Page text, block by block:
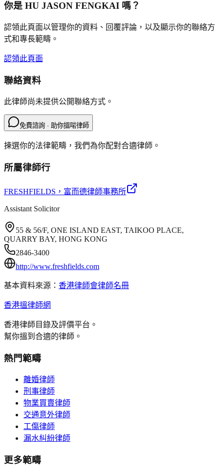
你是 HU JASON FENGKAI 嗎？
認領此頁面以管理你的資料、回覆評論，以及顯示你的聯絡方
式和專長範疇。
認領此頁面
聯絡資料
此律師尚未提供公開聯絡方式。
免費諮詢 · 助你搵啱律師
揀選你的法律範疇，我們為你配對合適律師。
所屬律師行
FRESHFIELDS ，富而德律師事務所
Assistant Solicitor
55 & 56/F, ONE ISLAND EAST, TAIKOO PLACE,
QUARRY BAY, HONG KONG
2846-3400
http://www.freshfields.com
基本資料來源： 香港律師會律師名冊
香港搵律師網
香港律師目錄及評價平台。
幫你搵到合適的律師。
熱門範疇
離婚律師
刑事律師
物業買賣律師
交通意外律師
工傷律師
漏水糾紛律師
更多範疇